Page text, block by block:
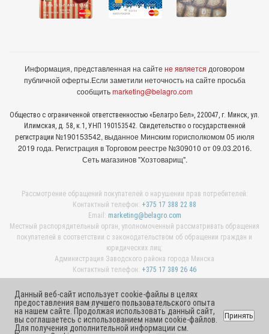
Информация, представленная на сайте не является договором
публичной оферты.Если заметили неточность на сайте просьба
сообщитьmarketing@belagro.com
Общество с ограниченной ответственностью «Белагро Бел», 220047, г. Минск, ул.
Илимская, д. 58, к.1, УНП 190153542. Свидетельство о государственной
регистрации №190153542, выданное Минcким горисполкомом 05 июля
2019 года. Регистрация в Торговом реестре №309010 от 09.03.2016.
Сеть магазинов "Хозтоварищ".
Рассмотрение обращений покупателей о нарушении прав потребителей:
Контактный телефон: +375 17 388 22 88
Email: marketing@belagro.com
Местный распорядительный орган, уполномоченный рассматривать обращения
покупателей в соответствии с законодательством об обращении граждан и
юридических лиц:
Администрация Заводского района города Минска
Контактный телефон: +375 17 389 26 46
© 2026 ООО «Белагро Бел»
Данный веб-сайт использует cookie-файлы в целях
предоставления вам лучшего пользовательского опыта
на нашем сайте. Продолжая использовать данный сайт,
вы соглашаетесь с использованием нами cookie-файлов.
Для получения дополнительной информации см.
Принять